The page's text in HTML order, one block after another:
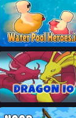
Water Pool Heroes.io
Dragon.io